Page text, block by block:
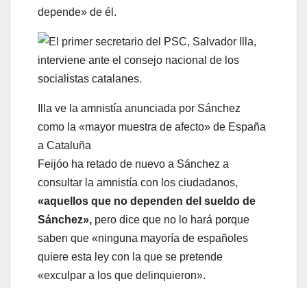
depende» de él.
Illa ve la amnistía anunciada por Sánchez
como la «mayor muestra de afecto» de España
a Cataluña
Feijóo ha retado de nuevo a Sánchez a
consultar la amnistía con los ciudadanos,
«aquellos que no dependen del sueldo de
Sánchez», pero dice que no lo hará porque
saben que «ninguna mayoría de españoles
quiere esta ley con la que se pretende
«exculpar a los que delinquieron».